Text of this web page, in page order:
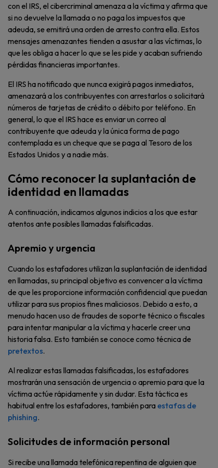
con el IRS, el cibercriminal amenaza a la víctima y afirma que
si no devuelve la llamada o no paga los impuestos que
adeuda, se emitirá una orden de arresto contra ella. Estos
mensajes amenazantes tienden a asustar a las víctimas, lo
que les obliga a hacer lo que se les pide y acaban sufriendo
pérdidas financieras importantes.
El IRS ha notificado que nunca exigirá pagos inmediatos,
amenazará a los contribuyentes con arrestarlos o solicitará
números de tarjetas de crédito o débito por teléfono. En
general, lo que el IRS hace es enviar un correo al
contribuyente que adeuda y la única forma de pago
contemplada es un cheque que se paga al Tesoro de los
Estados Unidos y a nadie más.
Cómo reconocer la suplantación de
identidad en llamadas
A continuación, indicamos algunos indicios a los que estar
atentos ante posibles llamadas falsificadas.
Apremio y urgencia
Cuando los estafadores utilizan la suplantación de identidad
en llamadas, su principal objetivo es convencer a la víctima
de que les proporcione información confidencial que puedan
utilizar para sus propios fines maliciosos. Debido a esto, a
menudo hacen uso de fraudes de soporte técnico o fiscales
para intentar manipular a la víctima y hacerle creer una
historia falsa. Esto también se conoce como técnica de
pretextos.
Al realizar estas llamadas falsificadas, los estafadores
mostrarán una sensación de urgencia o apremio para que la
víctima actúe rápidamente y sin dudar. Esta táctica es
habitual entre los estafadores, también para estafas de
phishing.
Solicitudes de información personal
Si recibe una llamada telefónica repentina de alguien que